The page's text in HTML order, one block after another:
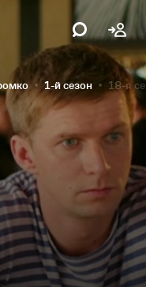
1-й сезон 18-я